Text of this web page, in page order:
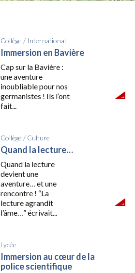
Collège / International
Immersion en Bavière
Cap sur la Bavière :
une aventure
inoubliable pour nos
germanistes ! Ils l’ont
fait...
Collège / Culture
Quand la lecture…
Quand la lecture
devient une
aventure… et une
rencontre ! “La
lecture agrandit
l’âme…” écrivait...
Lycée
Immersion au cœur de la
police scientifique